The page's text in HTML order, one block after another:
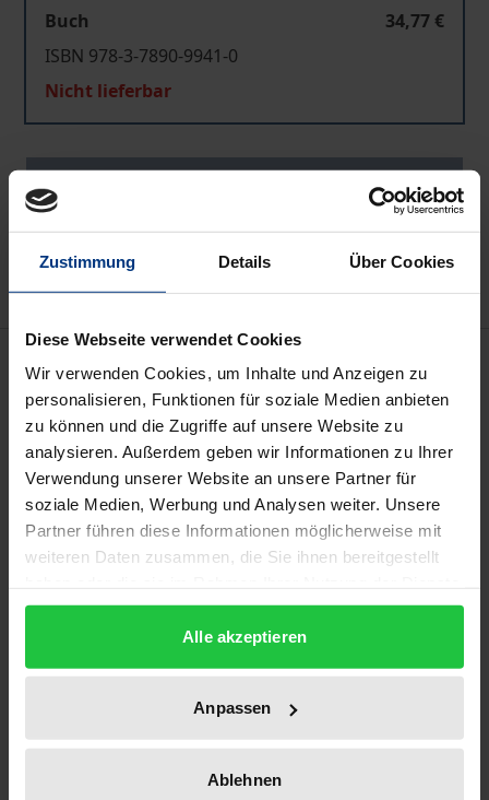
Zustimmung Details Über Cookies
Diese Webseite verwendet Cookies
Wir verwenden Cookies, um Inhalte und Anzeigen zu
personalisieren, Funktionen für soziale Medien anbieten
zu können und die Zugriffe auf unsere Website zu
analysieren. Außerdem geben wir Informationen zu Ihrer
Verwendung unserer Website an unsere Partner für
soziale Medien, Werbung und Analysen weiter. Unsere
Partner führen diese Informationen möglicherweise mit
weiteren Daten zusammen, die Sie ihnen bereitgestellt
gesammelt haben.
Alle akzeptieren
Anpassen
Ablehnen
Buch
34,77 €
ISBN 978-3-7890-9941-0
Nicht lieferbar
Zur Wunschliste hinzufügen
Auflage
1
ISBN
978-3-7890-9941-0
Erscheinungsjahr